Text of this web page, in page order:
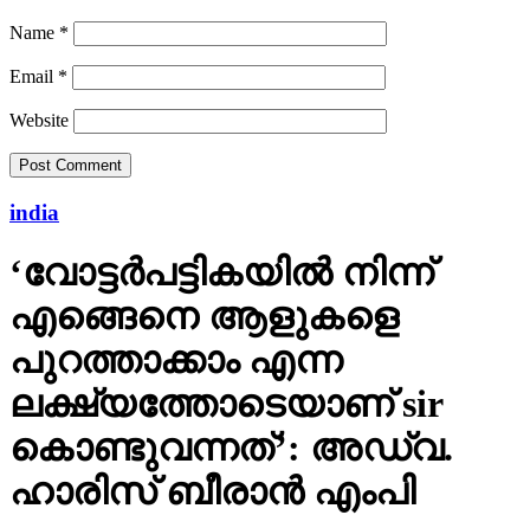
Name *
Email *
Website
india
‘വോട്ടര്‍പട്ടികയില്‍ നിന്ന്
എങ്ങെനെ ആളുകളെ
പുറത്താക്കാം എന്ന
ലക്ഷ്യത്തോടെയാണ് sir
കൊണ്ടുവന്നത്’: അഡ്വ.
ഹാരിസ് ബീരാൻ എംപി